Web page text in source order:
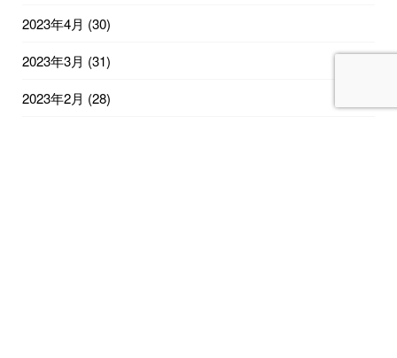
2023年4月 (30)
2023年3月 (31)
2023年2月 (28)